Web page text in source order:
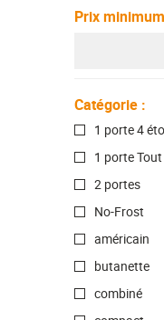
Prix minimum
Catégorie :
1 porte 4
1 porte
2 portes
No-Frost
américain
butanette
combiné